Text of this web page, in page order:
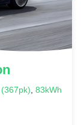
, 83kWh